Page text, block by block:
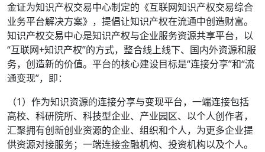
金证为知识产权交易中心制定的《互联网知识产权交易综合
业务平台解决方案》，提倡让知识产权在流通中创造财富。
知识产权交易中心是知识产权与企业服务资源共享平台，以
“互联网+知识产权”的方式，整合线上线下、国内外资源和服
务，创造新的价值。平台的核心建设目标是“连接分享”和“流
通变现”，即：
（1）作为知识资源的连接分享与变现平台，一端连接包括
高校、科研院所、科技型企业、产业园区、以个人创作者，
汇聚拥有创新创业资源的企业、组织和个人，为更多企业提
供资源对接服务；一端连接金融机构、投资机构以及个人。